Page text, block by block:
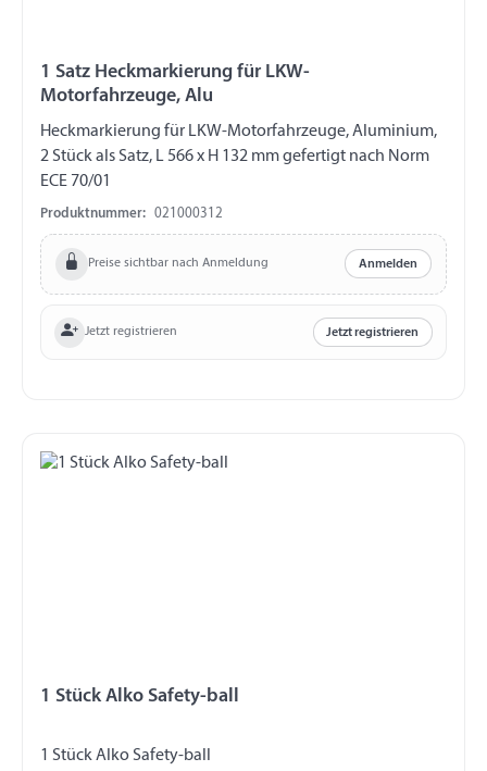
1 Satz Heckmarkierung für LKW-
Motorfahrzeuge, Alu
Heckmarkierung für LKW-Motorfahrzeuge, Aluminium,
2 Stück als Satz, L 566 x H 132 mm gefertigt nach Norm
ECE 70/01
Produktnummer: 021000312
Preise sichtbar nach Anmeldung Anmelden
Jetzt registrieren Jetzt registrieren
1 Stück Alko Safety-ball
1 Stück Alko Safety-ball